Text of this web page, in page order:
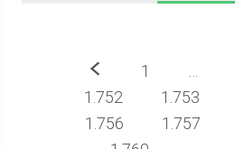
Προηγούμενο
1 …
1.752
1.753
1.756
1.757